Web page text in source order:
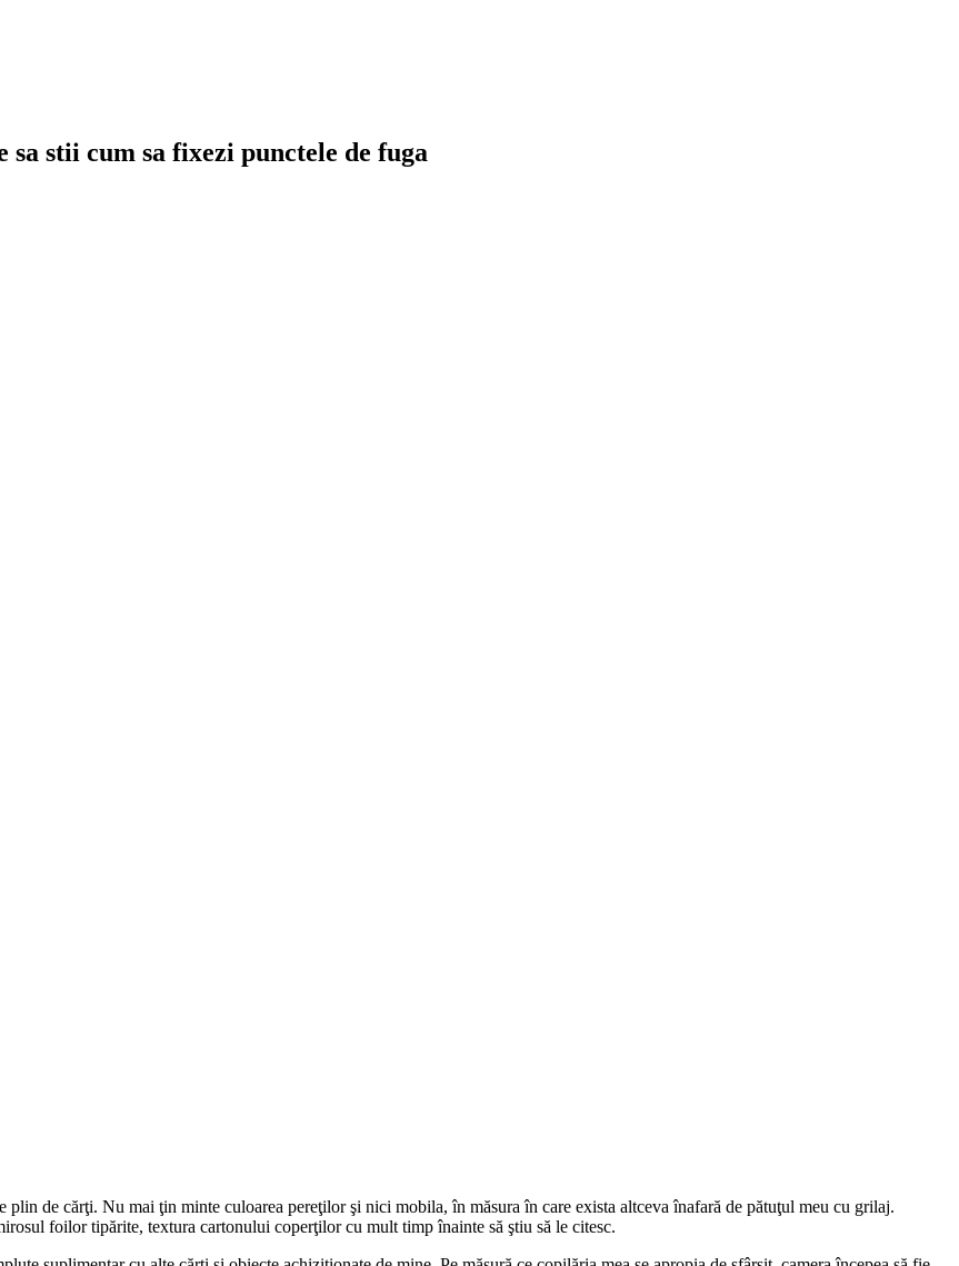
stii cum sa fixezi punctele de fuga
plin de cărţi. Nu mai ţin minte culoarea pereţilor şi nici mobila, în măsura în care exista altceva înafară de pătuţul meu cu grilaj.
foilor tipărite, textura cartonului coperţilor cu mult timp înainte să ştiu să le citesc.